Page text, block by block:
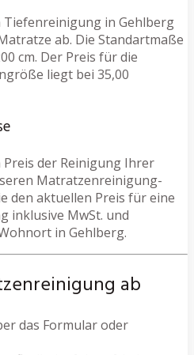
in Gehlberg
ab. Die Standartmaße
cm. Der Preis für die
liegt bei 35,00
der Reinigung Ihrer
Matratzenreinigung-
den aktuellen Preis für eine
inklusive MwSt. und
in Gehlberg.
ab
das Formular oder